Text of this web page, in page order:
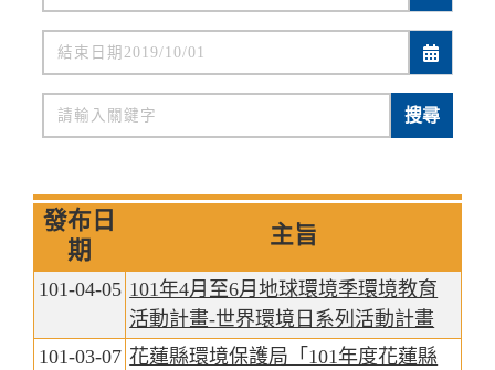
關鍵字 搜尋
發布日
期
主旨
101-04-05 101年4月至6月地球環境季環境教育
活動計畫-世界環境日系列活動計畫
101-03-07 花蓮縣環境保護局「101年度花蓮縣